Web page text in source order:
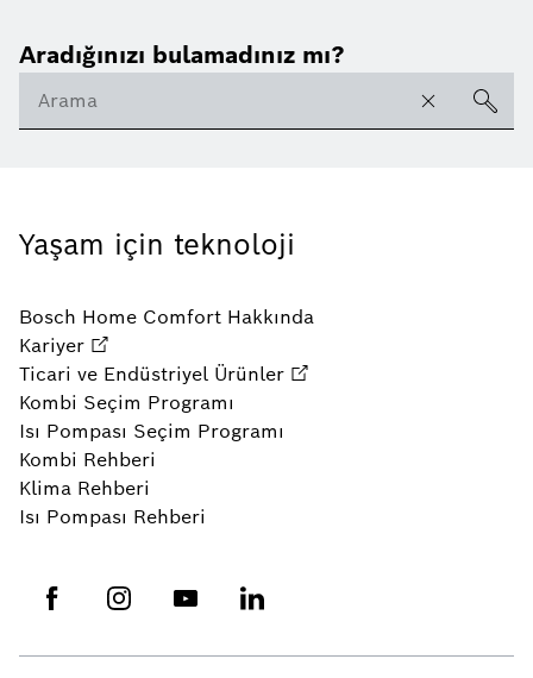
Aradığınızı bulamadınız mı?
Yaşam için teknoloji
Bosch Home Comfort Hakkında
Kariyer
Ticari ve Endüstriyel Ürünler
Kombi Seçim Programı
Isı Pompası Seçim Programı
Kombi Rehberi
Klima Rehberi
Isı Pompası Rehberi